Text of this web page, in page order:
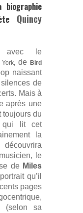
biographie
Quincy
avec le
York, de Bird
naissant
de
Mais à
après une
toujours du
qui lit cet
la
le
de Miles
qu’il
pages
(selon sa